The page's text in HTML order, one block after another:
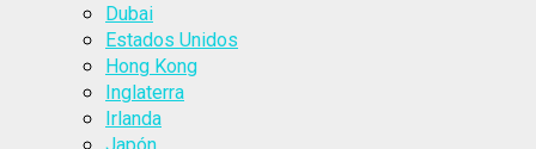
Dubai
Estados Unidos
Hong Kong
Inglaterra
Irlanda